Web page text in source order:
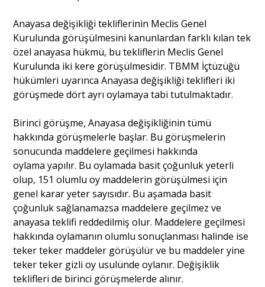
Anayasa değişikliği tekliflerinin Meclis Genel
Kurulunda görüşülmesini kanunlardan farklı kılan tek
özel anayasa hükmü, bu tekliflerin Meclis Genel
Kurulunda iki kere görüşülmesidir. TBMM İçtüzüğü
hükümleri uyarınca Anayasa değişikliği teklifleri iki
görüşmede dört ayrı oylamaya tabi tutulmaktadır.
Birinci görüşme, Anayasa değişikliğinin tümü
hakkında görüşmelerle başlar. Bu görüşmelerin
sonucunda maddelere geçilmesi hakkında
oylama yapılır. Bu oylamada basit çoğunluk yeterli
olup, 151 olumlu oy maddelerin görüşülmesi için
genel karar yeter sayısıdır. Bu aşamada basit
çoğunluk sağlanamazsa maddelere geçilmez ve
anayasa teklifi reddedilmiş olur. Maddelere geçilmesi
hakkında oylamanın olumlu sonuçlanması halinde ise
teker teker maddeler görüşülür ve bu maddeler yine
teker teker gizli oy usulünde oylanır. Değişiklik
teklifleri de birinci görüşmelerde alınır.